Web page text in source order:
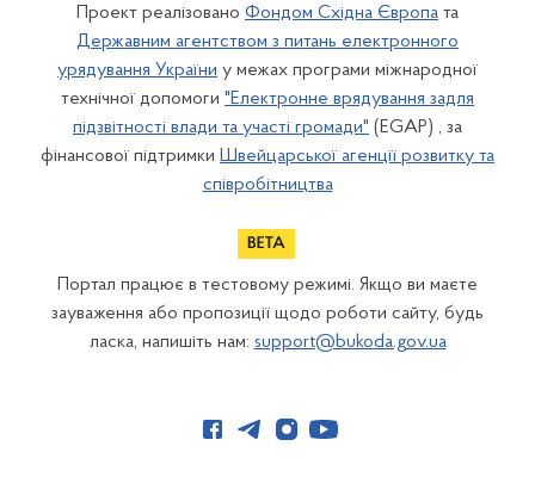
Проект реалізовано Фондом Східна Європа та
Державним агентством з питань електронного
урядування України у межах програми міжнародної
технічної допомоги "Електронне врядування задля
підзвітності влади та участі громади" (EGAP) , за
фінансової підтримки Швейцарської агенції розвитку та
співробітництва
Портал працює в тестовому режимі. Якщо ви маєте
зауваження або пропозиції щодо роботи сайту, будь
ласка, напишіть нам: support@bukoda.gov.ua